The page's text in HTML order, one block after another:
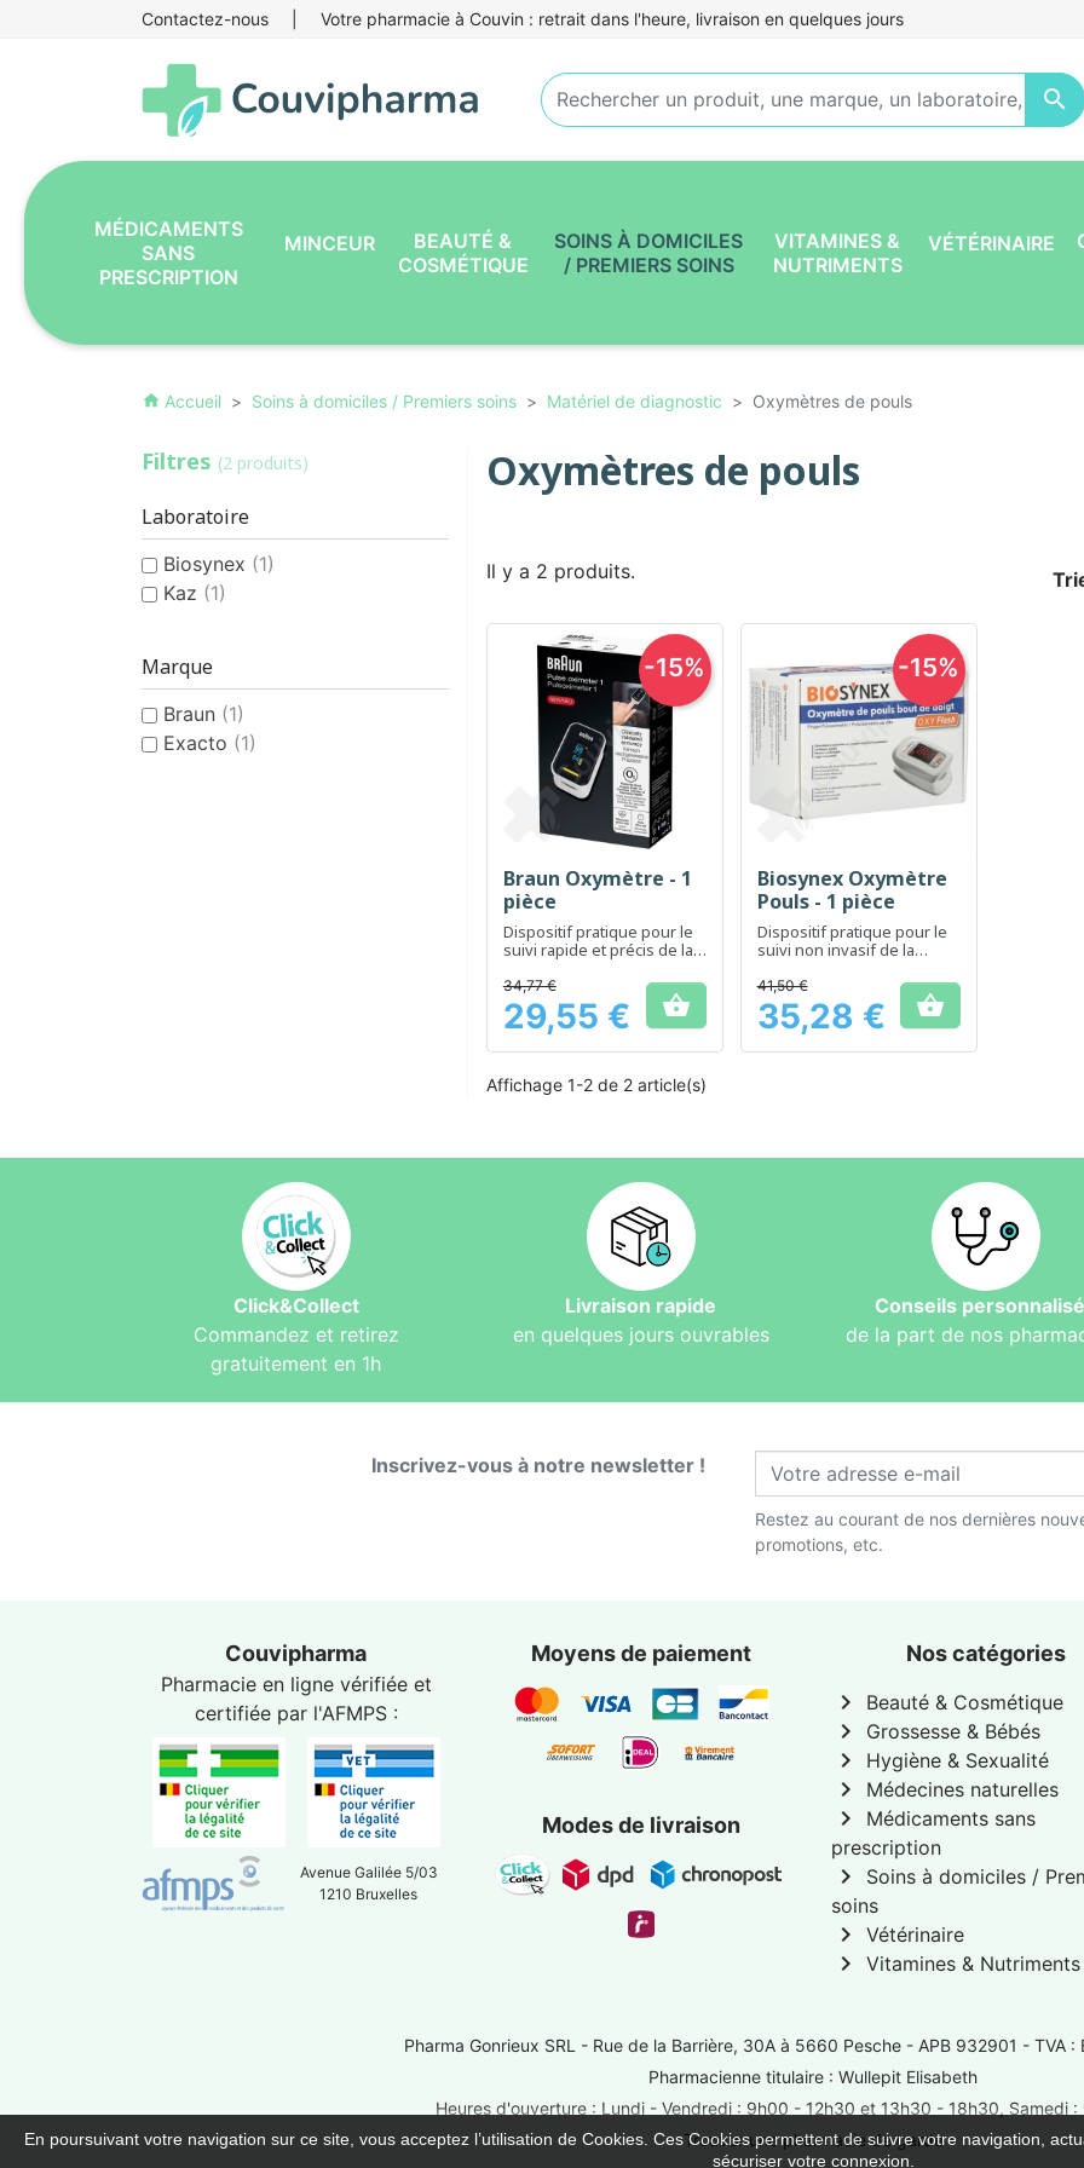
Contactez-nous Votre pharmacie à Couvin : retrait dans l'heure, livraison en quelques jours

MÉDICAMENTS
SANS
PRESCRIPTION
MINCEUR
BEAUTÉ &
COSMÉTIQUE
SOINS À DOMICILES
/ PREMIERS SOINS
VITAMINES &
NUTRIMENTS
VÉTÉRINAIRE
home Accueil Soins à domiciles / Premiers soins Matériel de diagnostic Oxymètres de pouls
Filtres (2 produits)
Laboratoire
Biosynex (1)
Kaz (1)
Marque
Braun (1)
Exacto (1)
Oxymètres de pouls
Il y a 2 produits.
Aperçu rapide
Braun Oxymètre - 1
pièce
Dispositif pratique pour le
suivi rapide et précis de la
du pouls
Prix
34,77 €
29,55 € 
-15%
Aperçu rapide
Biosynex Oxymètre
Pouls - 1 pièce
Dispositif pratique pour le
suivi non invasif de la
du pouls
Prix
41,50 €
35,28 € 
-15%
Affichage 1-2 de 2 article(s)
Click&Collect
Commandez et retirez
gratuitement en 1h
Livraison rapide
en quelques jours ouvrables
Conseils
de la part de nos
Inscrivez-vous à notre newsletter !
Restez au courant de nos dernières
promotions, etc.
Couvipharma
Pharmacie en ligne vérifiée et
certifiée par l'AFMPS:
Avenue Galilée 5/03
1210 Bruxelles
Moyens de paiement
Modes de livraison
Nos catégories
chevron_right Beauté & Cosmétique
chevron_right Grossesse & Bébés
chevron_right Hygiène & Sexualité
chevron_right Médecines naturelles
chevron_right
Médicaments sans
prescription
chevron_right
Soins à domiciles /
soins
chevron_right Vétérinaire
chevron_right Vitamines & Nutriments
En poursuivant votre navigation sur ce site, vous acceptez l’utilisation de Cookies. Ces Cookies permettent de suivre votre navigation,
sécuriser votre connexion.
Pharma Gonrieux SRL - Rue de la Barrière, 30A à 5660 Pesche- APB 932901 - TVA :
Pharmacienne titulaire : Wullepit Elisabeth
Heures d'ouverture : Lundi - Vendredi : 9h00 - 12h30 et 13h30 - 18h30, Samedi
Trouver une pharmacie de garde